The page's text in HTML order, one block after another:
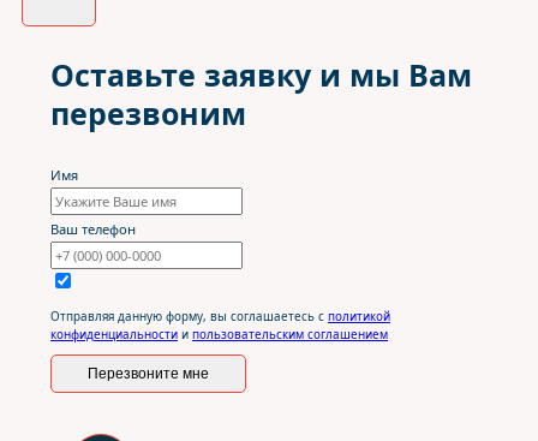
Оставьте заявку и мы Вам
перезвоним
Имя
Ваш телефон
Отправляя данную форму, вы соглашаетесь с политикой
конфиденциальности и пользовательским соглашением
Перезвоните мне